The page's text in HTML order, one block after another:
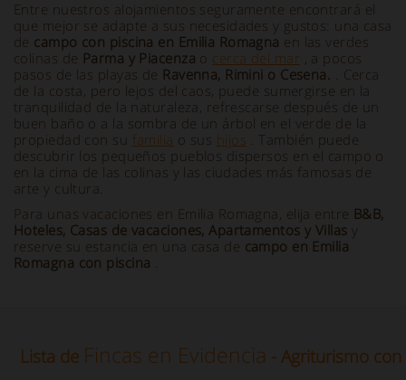
Entre nuestros alojamientos seguramente encontrará el
que mejor se adapte a sus necesidades y gustos: una casa
de campo con piscina en Emilia Romagna en las verdes
colinas de Parma y Piacenza o cerca del mar , a pocos
pasos de las playas de Ravenna, Rimini o Cesena. . Cerca
de la costa, pero lejos del caos, puede sumergirse en la
tranquilidad de la naturaleza, refrescarse después de un
buen baño o a la sombra de un árbol en el verde de la
propiedad con su familia o sus hijos . También puede
descubrir los pequeños pueblos dispersos en el campo o
en la cima de las colinas y las ciudades más famosas de
arte y cultura.
Para unas vacaciones en Emilia Romagna, elija entre B&B,
Hoteles, Casas de vacaciones, Apartamentos y Villas y
reserve su estancia en una casa de campo en Emilia
Romagna con piscina .
Lista de Fincas en Evidencia - Agriturismo con